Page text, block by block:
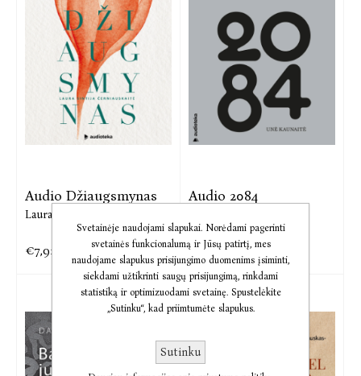
Audio Džiaugsmynas
Laura Sintija Černiauskaitė
€7,92 €9,90
Audio 2084
€10,39 €12,99
Svetainėje naudojami slapukai. Norėdami pagerinti
svetainės funkcionalumą ir Jūsų patirtį, mes
naudojame slapukus prisijungimo duomenims įsiminti,
siekdami užtikrinti saugų prisijungimą, rinkdami
statistiką ir optimizuodami svetainę. Spustelėkite
„Sutinku“, kad priimtumėte slapukus.
Sutinku